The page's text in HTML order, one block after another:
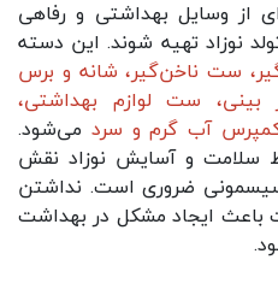
از وسایل بهداشتی و رفاهی
نوزاد تهیه شوند. این دسته
، ست ناخن‌گیر، شانه و برس
بینی، ست لوازم بهداشتی،
آب گرم و سرد می‌شود.
سلامت و آسایش نوزاد نقش
ضروری است. نداشتن
باعث ایجاد مشکل در بهداشت